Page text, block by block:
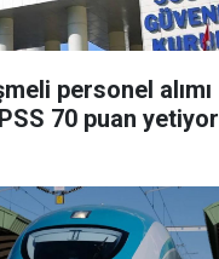
personel alımı
70 puan yetiyor